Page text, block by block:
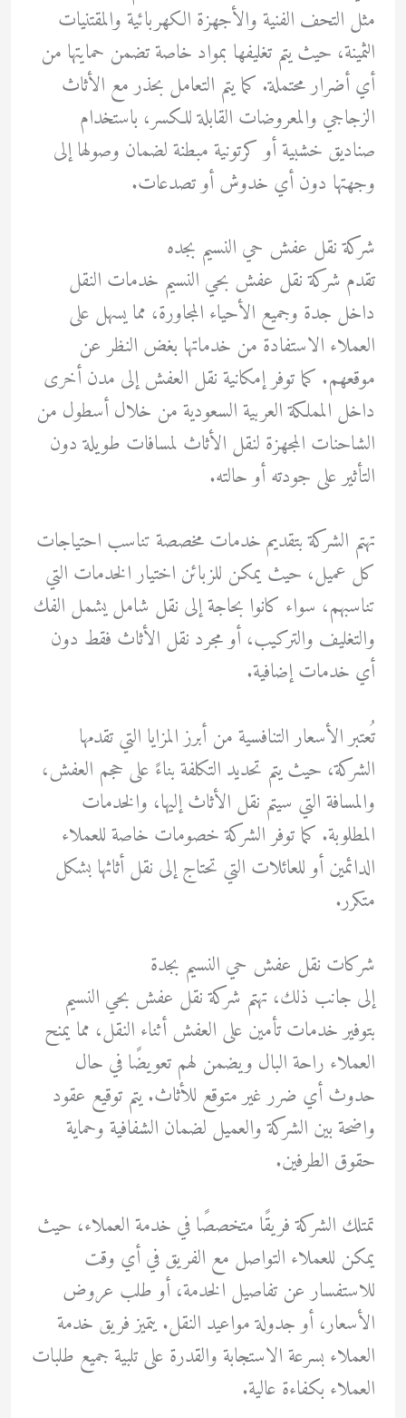
مثل التحف الفنية والأجهزة الكهربائية والمقتنيات
الثمينة، حيث يتم تغليفها بمواد خاصة تضمن حمايتها من
أي أضرار محتملة. كما يتم التعامل بحذر مع الأثاث
الزجاجي والمعروضات القابلة للكسر، باستخدام
صناديق خشبية أو كرتونية مبطنة لضمان وصولها إلى
وجهتها دون أي خدوش أو تصدعات.
شركة نقل عفش حي النسيم بجده
تقدم شركة نقل عفش بحي النسيم خدمات النقل
داخل جدة وجميع الأحياء المجاورة، مما يسهل على
العملاء الاستفادة من خدماتها بغض النظر عن
موقعهم. كما توفر إمكانية نقل العفش إلى مدن أخرى
داخل المملكة العربية السعودية من خلال أسطول من
الشاحنات المجهزة لنقل الأثاث لمسافات طويلة دون
التأثير على جودته أو حالته.
تهتم الشركة بتقديم خدمات مخصصة تناسب احتياجات
كل عميل، حيث يمكن للزبائن اختيار الخدمات التي
تناسبهم، سواء كانوا بحاجة إلى نقل شامل يشمل الفك
والتغليف والتركيب، أو مجرد نقل الأثاث فقط دون
أي خدمات إضافية.
تُعتبر الأسعار التنافسية من أبرز المزايا التي تقدمها
الشركة، حيث يتم تحديد التكلفة بناءً على حجم العفش،
والمسافة التي سيتم نقل الأثاث إليها، والخدمات
المطلوبة. كما توفر الشركة خصومات خاصة للعملاء
الدائمين أو للعائلات التي تحتاج إلى نقل أثاثها بشكل
متكرر.
شركات نقل عفش حي النسيم بجدة
إلى جانب ذلك، تهتم شركة نقل عفش بحي النسيم
بتوفير خدمات تأمين على العفش أثناء النقل، مما يمنح
العملاء راحة البال ويضمن لهم تعويضًا في حال
حدوث أي ضرر غير متوقع للأثاث. يتم توقيع عقود
واضحة بين الشركة والعميل لضمان الشفافية وحماية
حقوق الطرفين.
تمتلك الشركة فريقًا متخصصًا في خدمة العملاء، حيث
يمكن للعملاء التواصل مع الفريق في أي وقت
للاستفسار عن تفاصيل الخدمة، أو طلب عروض
الأسعار، أو جدولة مواعيد النقل. يتميز فريق خدمة
العملاء بسرعة الاستجابة والقدرة على تلبية جميع طلبات
العملاء بكفاءة عالية.